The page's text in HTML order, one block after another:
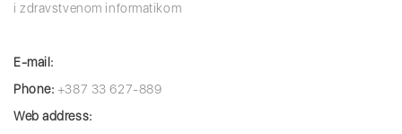
i zdravstvenom informatikom
E-mail:
Phone: +387 33 627-889
Web address: